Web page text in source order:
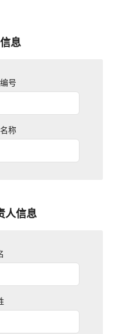
息
号
称
人信息